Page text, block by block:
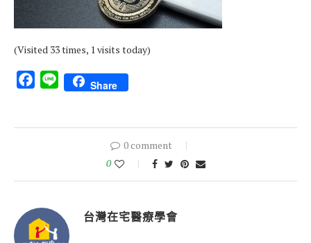
(Visited 33 times, 1 visits today)
Facebook
Line Share
0 comment
0
台灣在宅醫療學會